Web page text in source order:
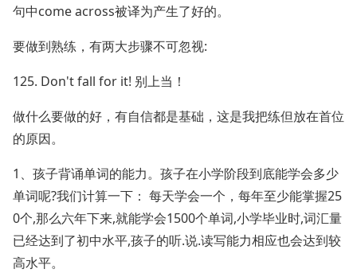
句中come across被译为产生了好的。
要做到熟练，有两大步骤不可忽视:
125. Don't fall for it! 别上当！
做什么要做的好，有自信都是基础，这是我把练但放在首位
的原因。
1、孩子背诵单词的能力。孩子在小学阶段到底能学会多少
单词呢?我们计算一下： 每天学会一个，每年至少能掌握25
0个,那么六年下来,就能学会1500个单词,小学毕业时,词汇量
已经达到了初中水平,孩子的听.说.读写能力相应也会达到较
高水平。